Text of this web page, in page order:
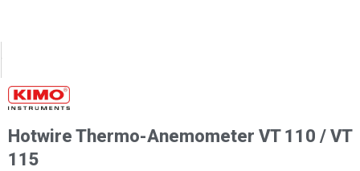
Hotwire Thermo-Anemometer VT 110 / VT
115